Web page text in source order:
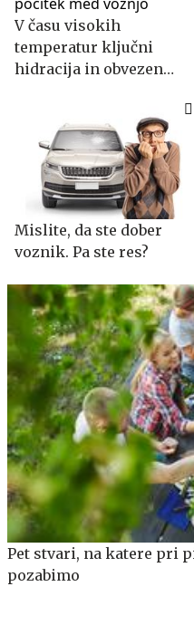
V času visokih
temperatur ključni
hidracija in obvezen
Mislite, da ste dober
voznik. Pa ste res?
Pet stvari, na katere pri
pozabimo